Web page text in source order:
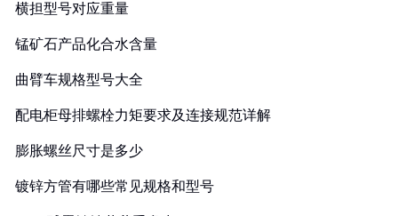
横担型号对应重量
锰矿石产品化合水含量
曲臂车规格型号大全
配电柜母排螺栓力矩要求及连接规范详解
膨胀螺丝尺寸是多少
镀锌方管有哪些常见规格和型号